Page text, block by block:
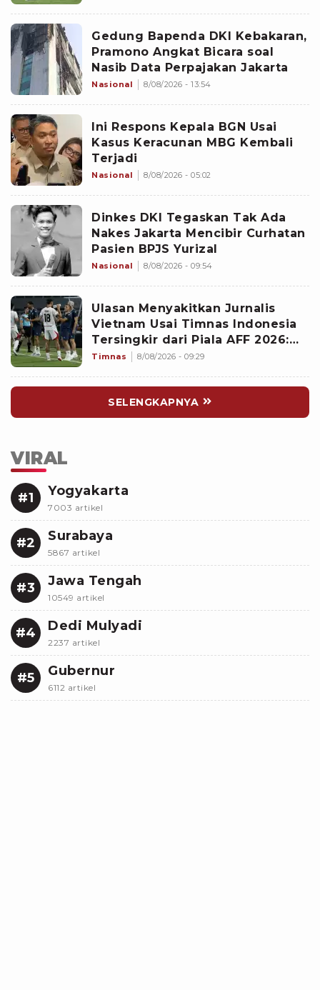
Gedung Bapenda DKI Kebakaran,
Pramono Angkat Bicara soal
Nasib Data Perpajakan Jakarta
Nasional 8/08/2026 - 13:54
Ini Respons Kepala BGN Usai
Kasus Keracunan MBG Kembali
Terjadi
Nasional 8/08/2026 - 05:02
Dinkes DKI Tegaskan Tak Ada
Nakes Jakarta Mencibir Curhatan
Pasien BPJS Yurizal
Nasional 8/08/2026 - 09:54
Ulasan Menyakitkan Jurnalis
Vietnam Usai Timnas Indonesia
Tersingkir dari Piala AFF 2026:
Memalukan!
Timnas 8/08/2026 - 09:29
SELENGKAPNYA
VIRAL
#1 Yogyakarta
7003 artikel
#2 Surabaya
5867 artikel
#3 Jawa Tengah
10549 artikel
#4 Dedi Mulyadi
2237 artikel
#5 Gubernur
6112 artikel